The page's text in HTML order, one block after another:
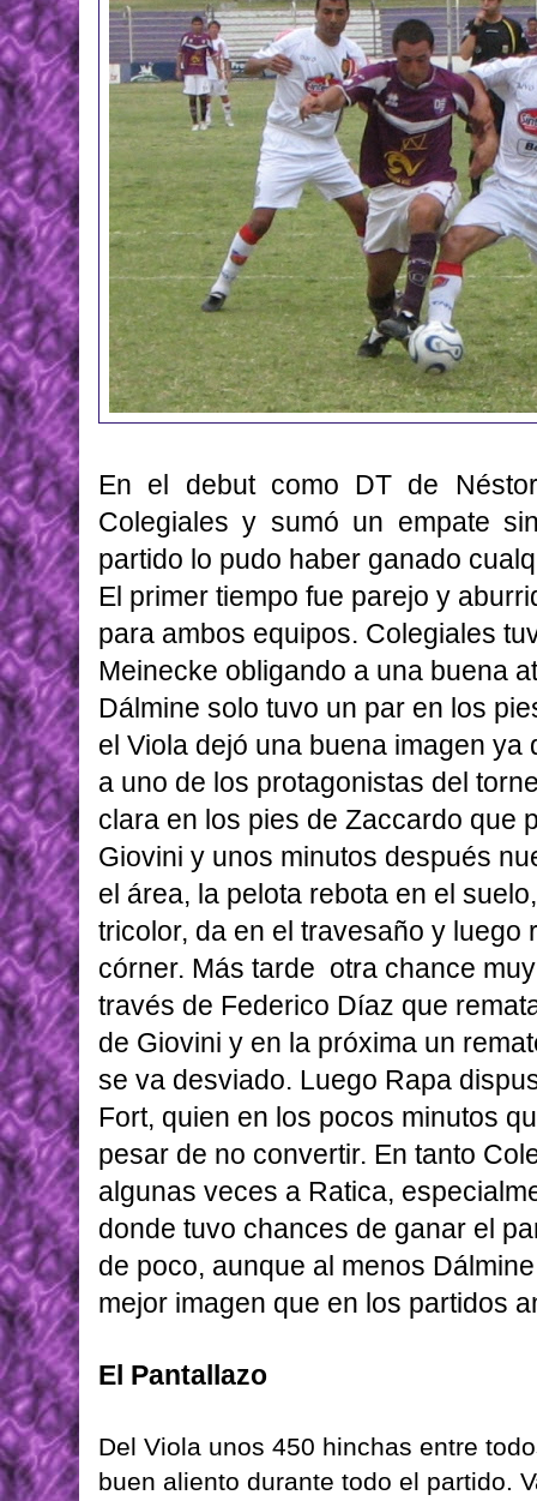
En el debut como DT de
Colegiales y sumó un empate
partido lo pudo haber ganado
El primer tiempo fue parejo y
para ambos equipos. Colegiales
Meinecke obligando a una buena
Dálmine solo tuvo un par en los
el Viola dejó una buena imagen
a uno de los protagonistas del
clara en los pies de Zaccardo que
Giovini y unos minutos después
el área, la pelota rebota en el
tricolor, da en el travesaño y luego
córner. Más tarde otra chance
través de Federico Díaz que
de Giovini y en la próxima un
se va desviado. Luego Rapa
Fort, quien en los pocos minutos
pesar de no convertir. En tanto
algunas veces a Ratica,
donde tuvo chances de ganar el
de poco, aunque al menos
mejor imagen que en los partidos
El Pantallazo
Del Viola unos 450 hinchas entre
buen aliento durante todo el partido.